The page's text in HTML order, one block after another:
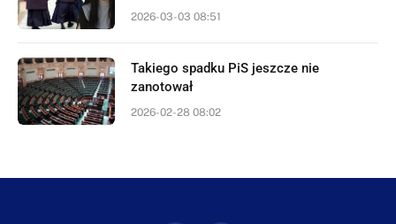
2026-03-03 08:51
Takiego spadku PiS jeszcze nie
zanotował
2026-02-28 08:02